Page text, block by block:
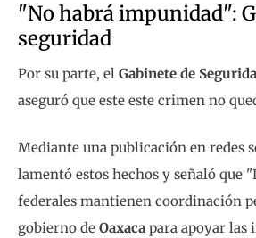
"No habrá impunidad":
seguridad
Por su parte, el Gabinete de
aseguró que este este crimen no
Mediante una publicación en redes
lamentó estos hechos y señaló que
federales mantienen coordinación
gobierno de Oaxaca para apoyar las